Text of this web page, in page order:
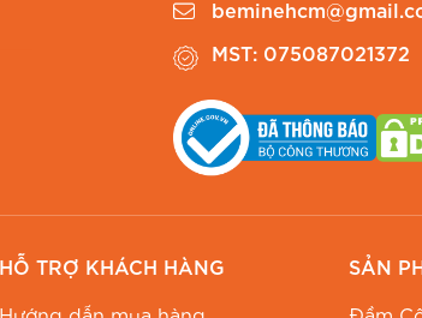
MST: 075087021372
HỖ TRỢ KHÁCH HÀNG SẢN